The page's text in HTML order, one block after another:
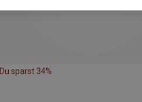
Du sparst 34%